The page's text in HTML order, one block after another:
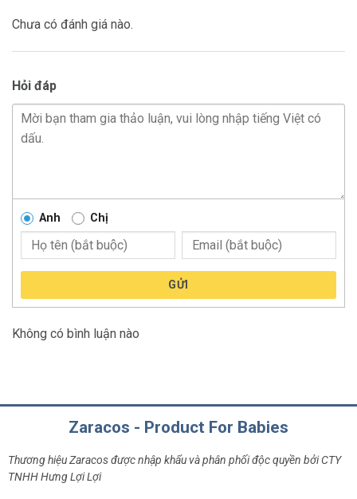
Chưa có đánh giá nào.
Hỏi đáp
Anh Chị
GỬI
Không có bình luận nào
Zaracos - Product For Babies
Thương hiệu Zaracos được nhập khẩu và phân phối độc quyền bởi CTY
TNHH Hưng Lợi Lợi